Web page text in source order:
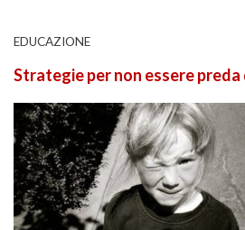
EDUCAZIONE
Strategie per non essere